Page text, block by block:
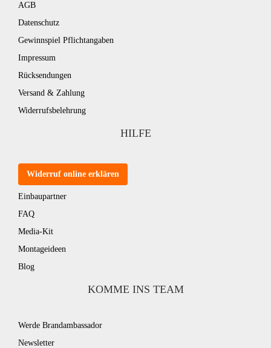
AGB
Datenschutz
Gewinnspiel Pflichtangaben
Impressum
Rücksendungen
Versand & Zahlung
Widerrufsbelehrung
HILFE
Widerruf online erklären
Einbaupartner
FAQ
Media-Kit
Montageideen
Blog
KOMME INS TEAM
Werde Brandambassador
Newsletter